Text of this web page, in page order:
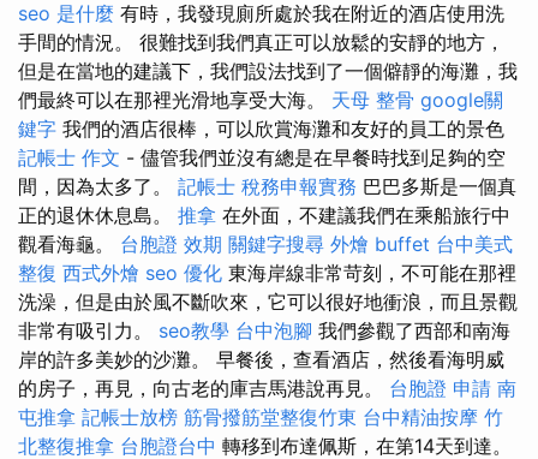
seo 是什麼 有時，我發現廁所處於我在附近的酒店使用洗
手間的情況。 很難找到我們真正可以放鬆的安靜的地方，
但是在當地的建議下，我們設法找到了一個僻靜的海灘，我
們最終可以在那裡光滑地享受大海。 天母 整骨 google關
鍵字 我們的酒店很棒，可以欣賞海灘和友好的員工的景色
記帳士 作文 - 儘管我們並沒有總是在早餐時找到足夠的空
間，因為太多了。 記帳士 稅務申報實務 巴巴多斯是一個真
正的退休休息島。 推拿 在外面，不建議我們在乘船旅行中
觀看海龜。 台胞證 效期 關鍵字搜尋 外燴 buffet 台中美式
整復 西式外燴 seo 優化 東海岸線非常苛刻，不可能在那裡
洗澡，但是由於風不斷吹來，它可以很好地衝浪，而且景觀
非常有吸引力。 seo教學 台中泡腳 我們參觀了西部和南海
岸的許多美妙的沙灘。 早餐後，查看酒店，然後看海明威
的房子，再見，向古老的庫吉馬港說再​​見。 台胞證 申請 南
屯推拿 記帳士放榜 筋骨撥筋堂整復竹東 台中精油按摩 竹
北整復推拿 台胞證台中 轉移到布達佩斯，在第14天到達。